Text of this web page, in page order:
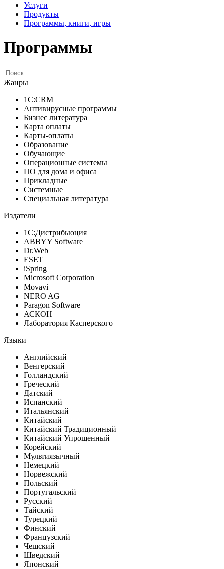
Услуги
Продукты
Программы, книги, игры
Программы
Жанры
1C:CRM
Антивирусные программы
Бизнес литература
Карта оплаты
Карты-оплаты
Образование
Обучающие
Операционные системы
ПО для дома и офиса
Прикладные
Системные
Специальная литература
Издатели
1С:Дистрибьюция
ABBYY Software
Dr.Web
ESET
iSpring
Microsoft Corporation
Movavi
NERO AG
Paragon Software
АСКОН
Лаборатория Касперского
Языки
Английский
Венгерский
Голландский
Греческий
Датский
Испанский
Итальянский
Китайский
Китайский Традиционный
Китайский Упрощенный
Корейский
Мультиязычный
Немецкий
Норвежский
Польский
Португальский
Русский
Тайский
Турецкий
Финский
Французский
Чешский
Шведский
Японский